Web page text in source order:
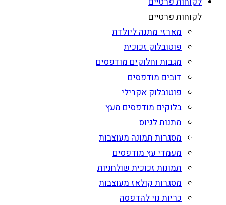
לקוחות פרטיים
מארזי מתנה ליולדת
פוטובלוק זכוכית
מגבות וחלוקים מודפסים
דובים מודפסים
פוטובלוק אקרילי
בלוקים מודפסים מעץ
מתנות לגיוס
מסגרות תמונה מעוצבות
מעמדי עץ מודפסים
תמונות זכוכית שולחניות
מסגרות קולאז מעוצבות
כריות נוי להדפסה